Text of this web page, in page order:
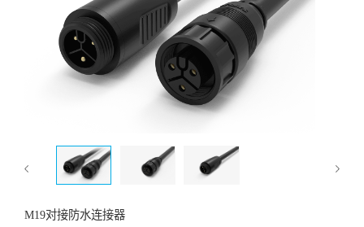
M19对接防水连接器